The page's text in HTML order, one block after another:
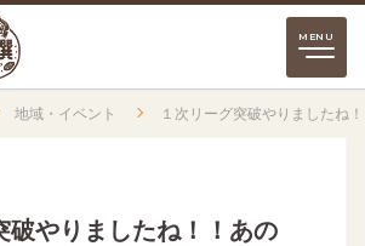
地域・イベント １次リーグ突破やりましたね
破やりましたね！！あの